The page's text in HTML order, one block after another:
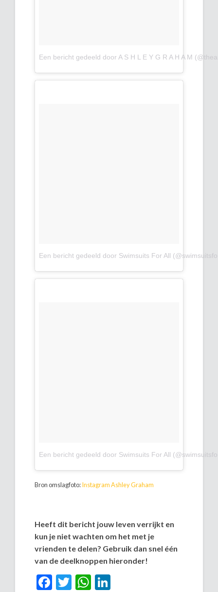
Een bericht gedeeld door A S H L E Y G R A H A M
Een bericht gedeeld door Swimsuits For All
Een bericht gedeeld door Swimsuits For All
Bron omslagfoto:Instagram Ashley Graham
Heeft dit bericht jouw leven verrijkt en
kun je niet wachten om het met je
vrienden te delen? Gebruik dan snel één
van de deelknoppen hieronder!
Facebook
TwitterWhatsApp